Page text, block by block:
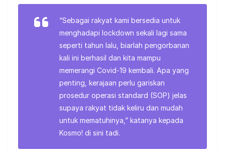
“Sebagai rakyat kami bersedia untuk
menghadapi lockdown sekali lagi sama
seperti tahun lalu, biarlah pengorbanan
kali ini berhasil dan kita mampu
memerangi Covid-19 kembali. Apa yang
penting, kerajaan perlu gariskan
prosedur operasi standard (SOP) jelas
supaya rakyat tidak keliru dan mudah
untuk mematuhinya,” katanya kepada
Kosmo! di sini tadi.